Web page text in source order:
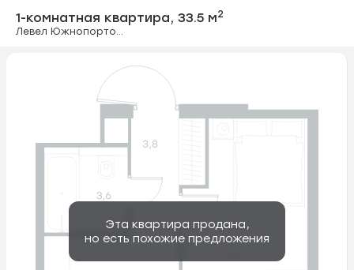
1-комнатная
1-комнатная квартира, 33.5 м2
Эта квартира продана,
но есть похожие предложения